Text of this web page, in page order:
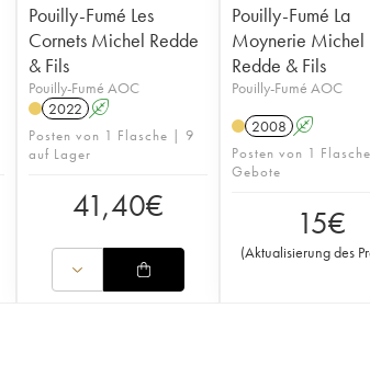
Pouilly-Fumé Les
Cornets Michel Redde
& Fils
Pouilly-Fumé AOC
2022 A
Posten von 1 Flasche | 9
auf Lager
41,40€
Pouilly-Fumé La
Moynerie Michel
Redde & Fils
Pouilly-Fumé AOC
2008 A
Posten von 1
Gebote
15€
(Aktualisierung des